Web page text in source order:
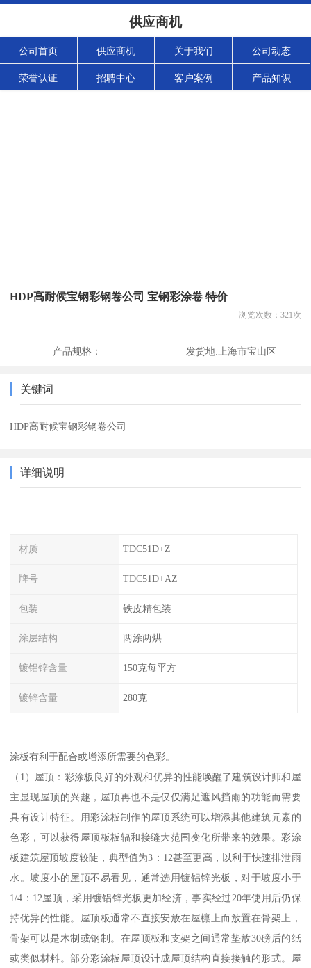
供应商机
公司首页 供应商机 关于我们 公司动态
荣誉认证 招聘中心 客户案例 产品知识
HDP高耐候宝钢彩钢卷公司 宝钢彩涂卷 特价
浏览次数： 321次
产品规格： 发货地: 上海市宝山区
关键词
HDP高耐候宝钢彩钢卷公司
详细说明
材质 TDC51D+Z
牌号 TDC51D+AZ
包装 铁皮精包装
涂层结构 两涂两烘
镀铝锌含量 150克每平方
镀锌含量 280克
涂板有利于配合或增添所需要的色彩。
（1）屋顶：彩涂板良好的外观和优异的性能唤醒了建筑设计师和屋
主显现屋顶的兴趣，屋顶再也不是仅仅满足遮风挡雨的功能而需要
具有设计特征。用彩涂板制作的屋顶系统可以增添其他建筑元素的
色彩，可以获得屋顶板板辐和接缝大范围变化所带来的效果。彩涂
板建筑屋顶坡度较陡，典型值为3：12甚至更高，以利于快速排泄雨
水。坡度小的屋顶不易看见，通常选用镀铝锌光板，对于坡度小于
1/4：12屋顶，采用镀铝锌光板更加经济，事实经过20年使用后仍保
持优异的性能。屋顶板通常不直接安放在屋檩上而放置在骨架上，
骨架可以是木制或钢制。在屋顶板和支架之间通常垫放30磅后的纸
或类似材料。部分彩涂板屋顶设计成屋顶结构直接接触的形式。屋